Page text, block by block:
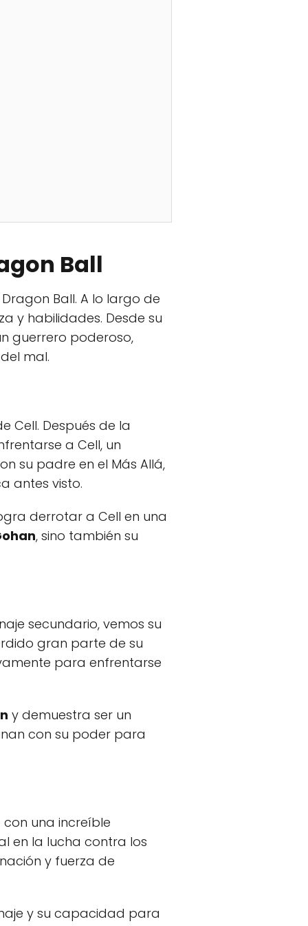
Ball
Ball. A lo largo de
y habilidades. Desde su
guerrero poderoso,
mal.
Cell. Después de la
a Cell, un
su padre en el Más Allá,
antes visto.
derrotar a Cell en una
, sino también su
secundario, vemos su
gran parte de su
para enfrentarse
y demuestra ser un
con su poder para
una increíble
en la lucha contra los
y fuerza de
y su capacidad para